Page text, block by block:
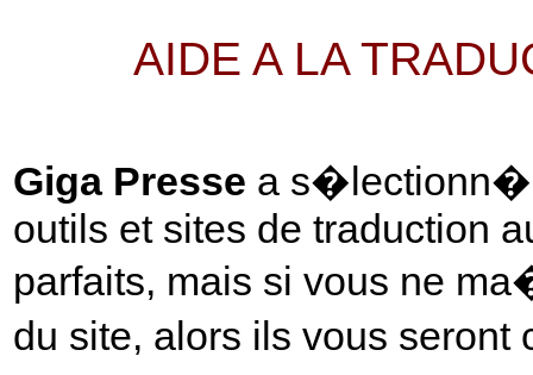
AIDE A LA
Giga Presse a s�lectionn�
outils et sites de traduction
parfaits, mais si vous ne
du site, alors ils vous